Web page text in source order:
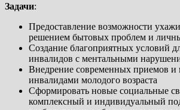
Задачи:
Предоставление возможности
решением бытовых проблем и
Создание благоприятных условий
инвалидов с ментальными
Внедрение современных приемов и
инвалидами молодого возраста
Сформировать новые социальные
комплексный и индивидуальный